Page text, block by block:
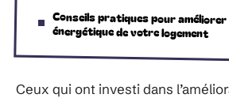
Conseils pratiques pour
énergétique de votre logement
Ceux qui ont investi dans